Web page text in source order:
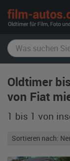
Oldtimer
von Fiat
1 bis 1 von